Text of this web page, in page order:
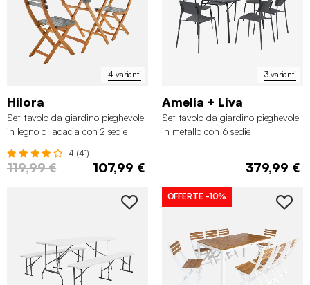
4 varianti
Hilora
Set tavolo da giardino pieghevole
in legno di acacia con 2 sedie
4 (41)
119,99 € 107,99 €
3 varianti
Amelia + Liva
Set tavolo da giardino pieghevole
in metallo con 6 sedie
379,99 €
OFFERTE -10%